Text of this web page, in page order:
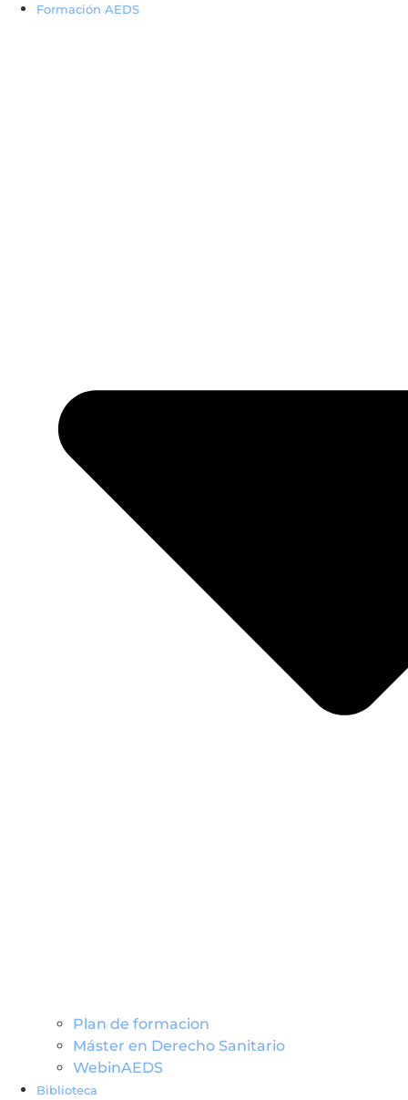
Formación AEDS
Plan de formacion
Máster en Derecho Sanitario
WebinAEDS
Biblioteca